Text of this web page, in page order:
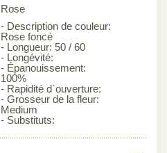
Rose
- Description de couleur:
Rose foncé
- Longueur: 50 / 60
- Longévité:
- Épanouissement:
100%
- Rapidité d`ouverture:
- Grosseur de la fleur:
Medium
- Substituts: